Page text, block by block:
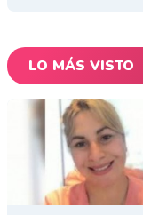
LO MÁS VISTO